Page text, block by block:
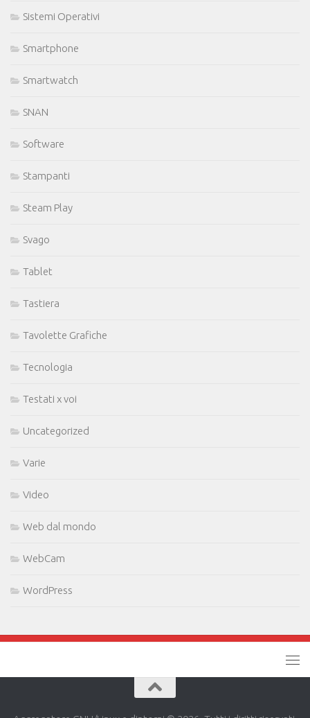
Sistemi Operativi
Smartphone
Smartwatch
SNAN
Software
Stampanti
Steam Play
Svago
Tablet
Tastiera
Tavolette Grafiche
Tecnologia
Testati x voi
Uncategorized
Varie
Video
Web dal mondo
WebCam
WordPress